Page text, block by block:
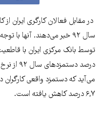
توسط بانک مرکزی ایران با
درصد
می‌آید که دستمزد واقعی کارگران
۶,۷ درصد کاهش یافته است.